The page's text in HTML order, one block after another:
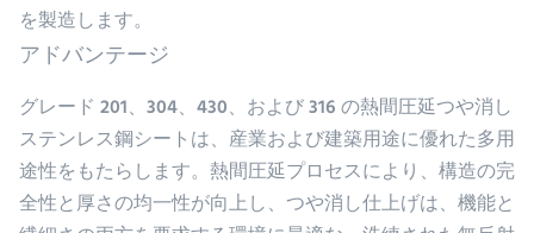
を製造します。
アドバンテージ
グレード 201、304、430、および 316 の熱間圧延つや消し
ステンレス鋼シートは、産業および建築用途に優れた多用
途性をもたらします。熱間圧延プロセスにより、構造の完
全性と厚さの均一性が向上し、つや消し仕上げは、機能と